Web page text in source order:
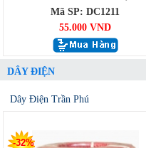
Mã SP: DC1211
55.000 VND
DÂY ĐIỆN
Dây Điện Trần Phú
-32%